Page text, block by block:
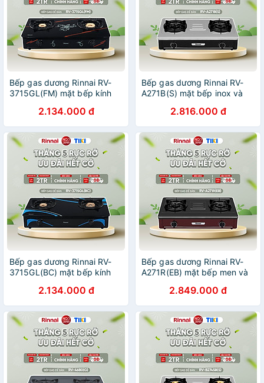
Bếp gas dương Rinnai RV-
3715GL(FM) mặt bếp kính
chính hãng.2.134.000 đ
Bếp gas dương Rinnai RV-
A271B(S) mặt bếp inox và
2.816.000 đ
Bếp gas dương Rinnai RV-
3715GL(BC) mặt bếp kính
chính hãng.2.134.000 đ
Bếp gas dương Rinnai RV-
A271R(EB) mặt bếp men và
2.849.000 đ